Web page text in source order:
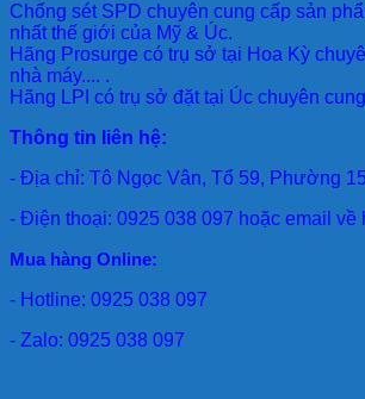
Chống sét SPD chuyên cung cấp sản
nhất thế giới của Mỹ & Úc.
Hãng Prosurge có trụ sở tại Hoa Kỳ
nhà máy.... .
Hãng LPI có trụ sở đặt tại Úc chuyên
Thông tin liên hệ:
- Địa chỉ: Tô Ngọc Vân, Tổ 59, Phường
- Điện thoại: 0925 038 097 hoặc email
Mua hàng Online:
- Hotline: 0925 038 097
- Zalo: 0925 038 097